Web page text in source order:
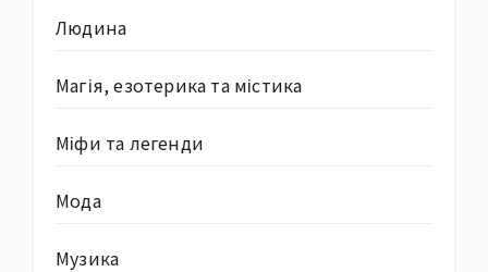
Людина
Магія, езотерика та містика
Міфи та легенди
Мода
Музика